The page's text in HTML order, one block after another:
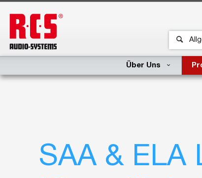
Über Uns
SAA & ELA